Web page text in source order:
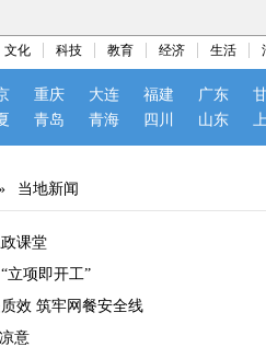
文化 科技 教育 经济 生活
重庆 大连 福建 广东
青岛 青海 四川 山东
当地新闻
课堂
立项即开工”
效 筑牢网餐安全线
意